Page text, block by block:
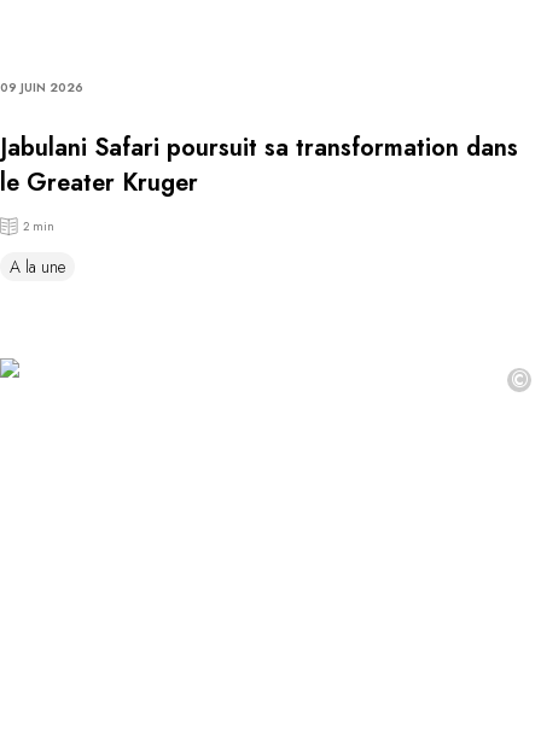
09 JUIN 2026
Jabulani Safari poursuit sa transformation dans
le Greater Kruger
2 min
A la une
©